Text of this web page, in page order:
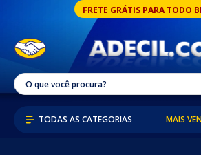
FRETE GRÁTIS PARA TODO
MAIS